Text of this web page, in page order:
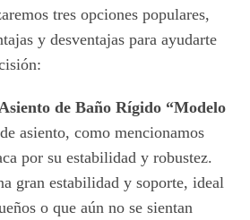
tres opciones populares,
y desventajas para ayudarte
de Baño Rígido “Modelo
asiento, como mencionamos
por su estabilidad y robustez.
gran estabilidad y soporte, ideal
o que aún no se sientan